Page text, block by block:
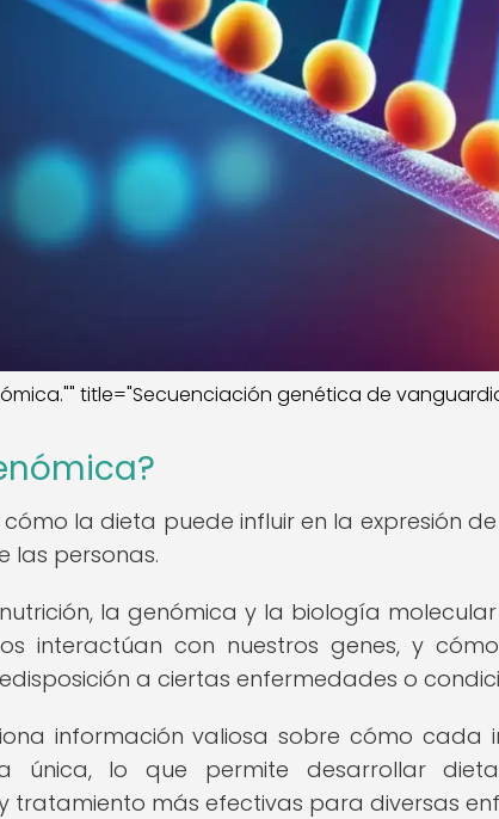
title="Secuenciación genética de
la dieta puede influir en la expresión de
las personas.
la genómica y la biología
interactúan con nuestros genes, y
a ciertas enfermedades o
información valiosa sobre cómo cada
única, lo que permite desarrollar
tratamiento más efectivas para diversas